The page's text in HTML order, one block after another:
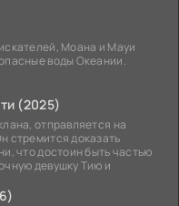
Моана и Мауи
воды Океании.
(2025)
отправляется на
стремится доказать
что достоин быть частью
девушку Тию и